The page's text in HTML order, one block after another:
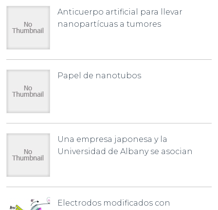
Anticuerpo artificial para llevar
nanopartícuas a tumores
Papel de nanotubos
Una empresa japonesa y la
Universidad de Albany se asocian
Electrodos modificados con